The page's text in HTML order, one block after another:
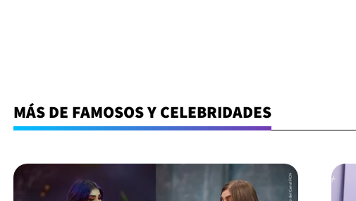
MÁS DE FAMOSOS Y CELEBRIDADES